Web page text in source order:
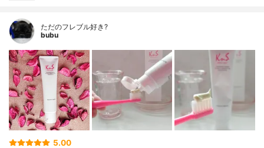
ただのフレブル好き?
bubu
5.00